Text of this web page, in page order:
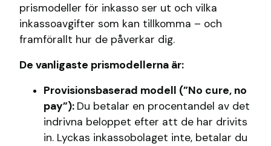
prismodeller för inkasso ser ut och vilka
inkassoavgifter som kan tillkomma – och
framförallt hur de påverkar dig.
De vanligaste prismodellerna är:
Provisionsbaserad modell (”No cure, no
pay”): Du betalar en procentandel av det
indrivna beloppet efter att de har drivits
in. Lyckas inkassobolaget inte, betalar du